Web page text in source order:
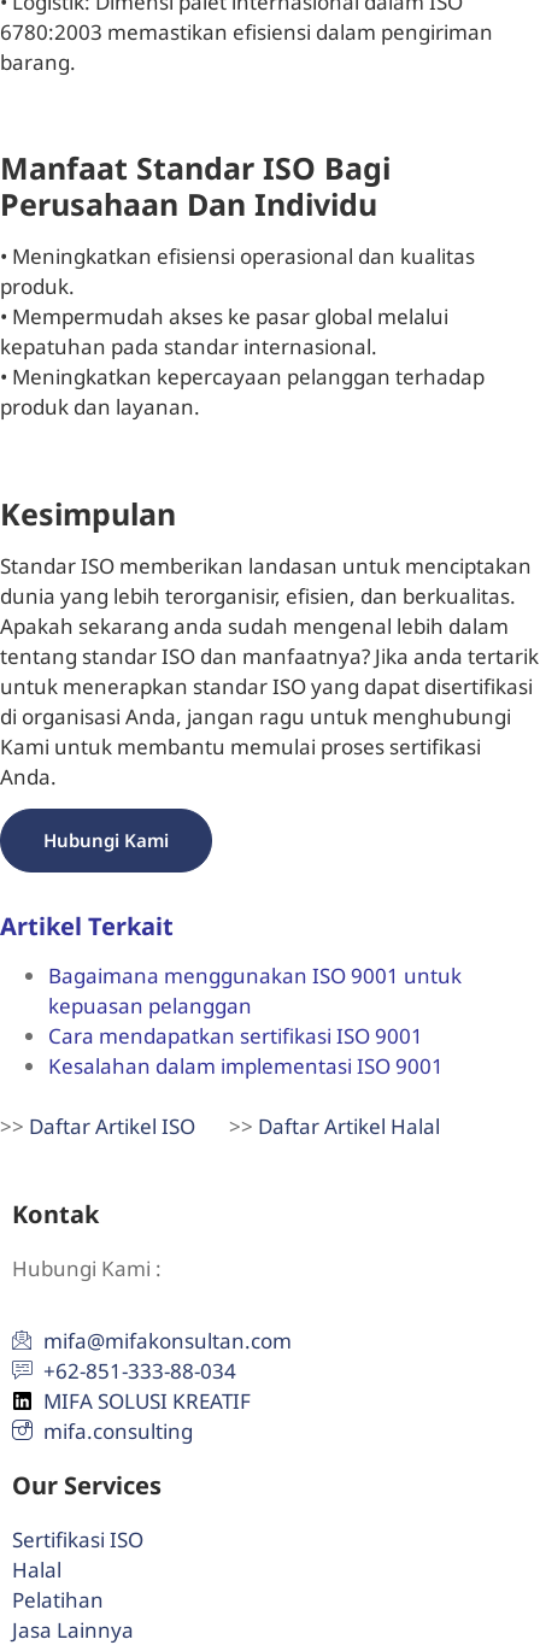
6780:2003 memastikan efisiensi dalam pengiriman
barang.
Manfaat Standar ISO Bagi
Perusahaan Dan Individu
• Meningkatkan efisiensi operasional dan kualitas
produk.
• Mempermudah akses ke pasar global melalui
kepatuhan pada standar internasional.
• Meningkatkan kepercayaan pelanggan terhadap
produk dan layanan.
Kesimpulan
Standar ISO memberikan landasan untuk menciptakan
dunia yang lebih terorganisir, efisien, dan berkualitas.
Apakah sekarang anda sudah mengenal lebih dalam
tentang standar ISO dan manfaatnya? Jika anda tertarik
untuk menerapkan standar ISO yang dapat disertifikasi
di organisasi Anda, jangan ragu untuk menghubungi
Kami untuk membantu memulai proses sertifikasi
Anda.
Hubungi Kami
Artikel Terkait
Bagaimana menggunakan ISO 9001 untuk
kepuasan pelanggan
Cara mendapatkan sertifikasi ISO 9001
Kesalahan dalam implementasi ISO 9001
>> Daftar Artikel ISO >> Daftar Artikel Halal
Kontak
Hubungi Kami :
mifa@mifakonsultan.com
+62-851-333-88-034
MIFA SOLUSI KREATIF
mifa.consulting
Our Services
Sertifikasi ISO
Halal
Pelatihan
Jasa Lainnya